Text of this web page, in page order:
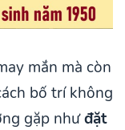
mắn mà còn
bố trí không
gặp nhưđặt